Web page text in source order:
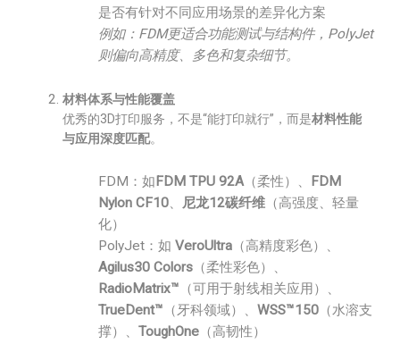
是否有针对不同应用场景的差异化方案
例如：FDM更适合功能测试与结构件，PolyJet
则偏向高精度、多色和复杂细节。
材料体系与性能覆盖
优秀的3D打印服务，不是“能打印就行”，而是材料性能
与应用深度匹配。
FDM：如FDM TPU 92A（柔性）、
FDM
Nylon CF10、 尼龙12碳纤维 （高强度、轻量
化）
PolyJet：如 VeroUltra （高精度彩色）、
Agilus30 Colors （柔性彩色）、
RadioMatrix™ （可用于射线相关应用）、
TrueDent™ （牙科领域）、 WSS™150 （水溶支
撑）、 ToughOne （高韧性）